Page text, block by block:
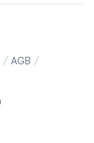
AGB